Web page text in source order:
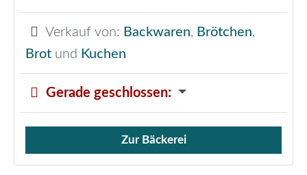
Verkauf von: Backwaren, Brötchen,
Brot und Kuchen
Gerade geschlossen:
Verkauf von Brötchen,
Zur Bäckerei